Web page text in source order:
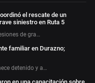
el rescate de un
siniestro en Ruta 5
de gra…
familiar en Durazno;
detenido y a…